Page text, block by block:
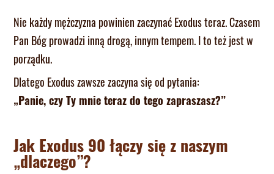
Nie każdy mężczyzna powinien zaczynać Exodus teraz. Czasem
Pan Bóg prowadzi inną drogą, innym tempem. I to też jest w
porządku.
Dlatego Exodus zawsze zaczyna się od pytania:
„Panie, czy Ty mnie teraz do tego zapraszasz?”
Jak Exodus 90 łączy się z naszym
„dlaczego”?